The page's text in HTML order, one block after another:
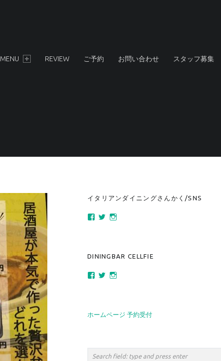
MENU REVIEW ご予約 お問い合わせ スタッフ募集
SIDEBAR
イタリアンダイニングさんかく/SNS
267691313404160 さんのプロフィールを Facebook で表示 bar_sankaku さんのプロフィールを Twitter で表示 bar.sankaku さんのプロフィールを Instagram で表示
DININGBAR CELLFIE
235919683571472 さんのプロフィールを Facebook で表示 cellfie_namba さんのプロフィールを Twitter で表示 diningbar.cellfie さんのプロフィールを Instagram で表示
ホームページ 予約受付